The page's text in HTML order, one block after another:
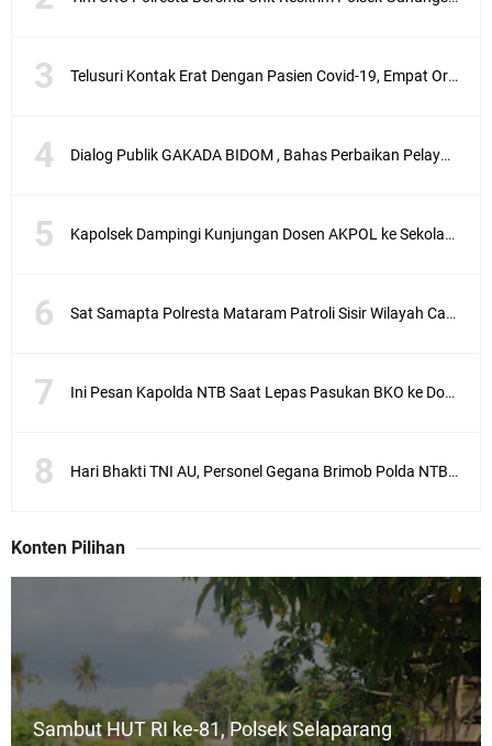
Telusuri Kontak Erat Dengan Pasien Covid-19, Empat Orang di Desa Kedaro Sekotong Dirapid
Dialog Publik GAKADA BIDOM , Bahas Perbaikan Pelayanan Medis di NTB
Kapolsek Dampingi Kunjungan Dosen AKPOL ke Sekolah Rakyat Gunungsari
Sat Samapta Polresta Mataram Patroli Sisir Wilayah Cakranegara
Ini Pesan Kapolda NTB Saat Lepas Pasukan BKO ke Dompu dan Bima
Hari Bhakti TNI AU, Personel Gegana Brimob Polda NTB Donor Darah
Konten Pilihan
Sambut HUT RI ke-81, Polsek Selaparang